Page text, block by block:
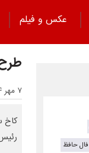
عکس و فیلم
طرح ۲۰ بندی ترامپ برای
۷ مهر ۱۴۰۴ - ۲۲:۰۰
کاخ
فال حافظ